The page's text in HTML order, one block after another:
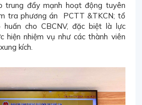
trung đẩy mạnh hoạt động tuyên
tra phương án PCTT &TKCN; tổ
cho CBCNV, đặc biệt là lực
hiện nhiệm vụ như các thành viên
kích.